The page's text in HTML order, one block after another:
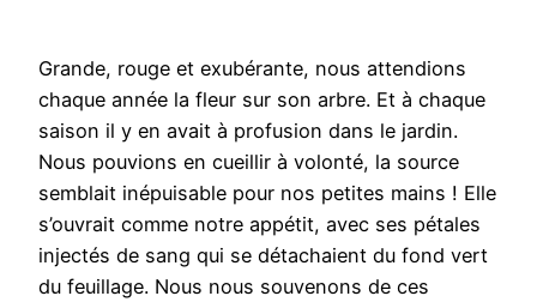
Grande, rouge et exubérante, nous attendions
chaque année la fleur sur son arbre. Et à chaque
saison il y en avait à profusion dans le jardin.
Nous pouvions en cueillir à volonté, la source
semblait inépuisable pour nos petites mains ! Elle
s’ouvrait comme notre appétit, avec ses pétales
injectés de sang qui se détachaient du fond vert
du feuillage. Nous nous souvenons de ces